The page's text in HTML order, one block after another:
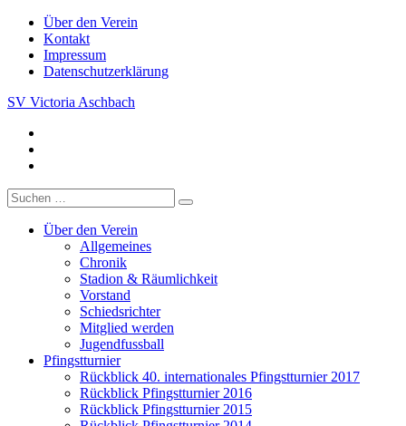
Skip
content
Über den Verein
Kontakt
Impressum
Datenschutzerklärung
SV Victoria Aschbach
Ein Verein im Herzen des Saarlandes
Suche
nach:
Über den Verein
Allgemeines
Chronik
Stadion & Räumlichkeit
Vorstand
Schiedsrichter
Mitglied werden
Jugendfussball
Pfingstturnier
Rückblick 40. internationales Pfingstturnier 2017
Rückblick Pfingstturnier 2016
Rückblick Pfingstturnier 2015